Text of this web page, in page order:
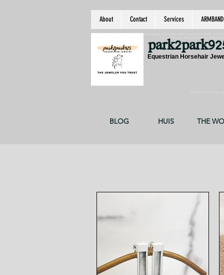
About Contact Services ARMBAND
Equestrian Horsehair
chain, byzantine, keepsake jewelry, jewelry
BLOG HUIS THE